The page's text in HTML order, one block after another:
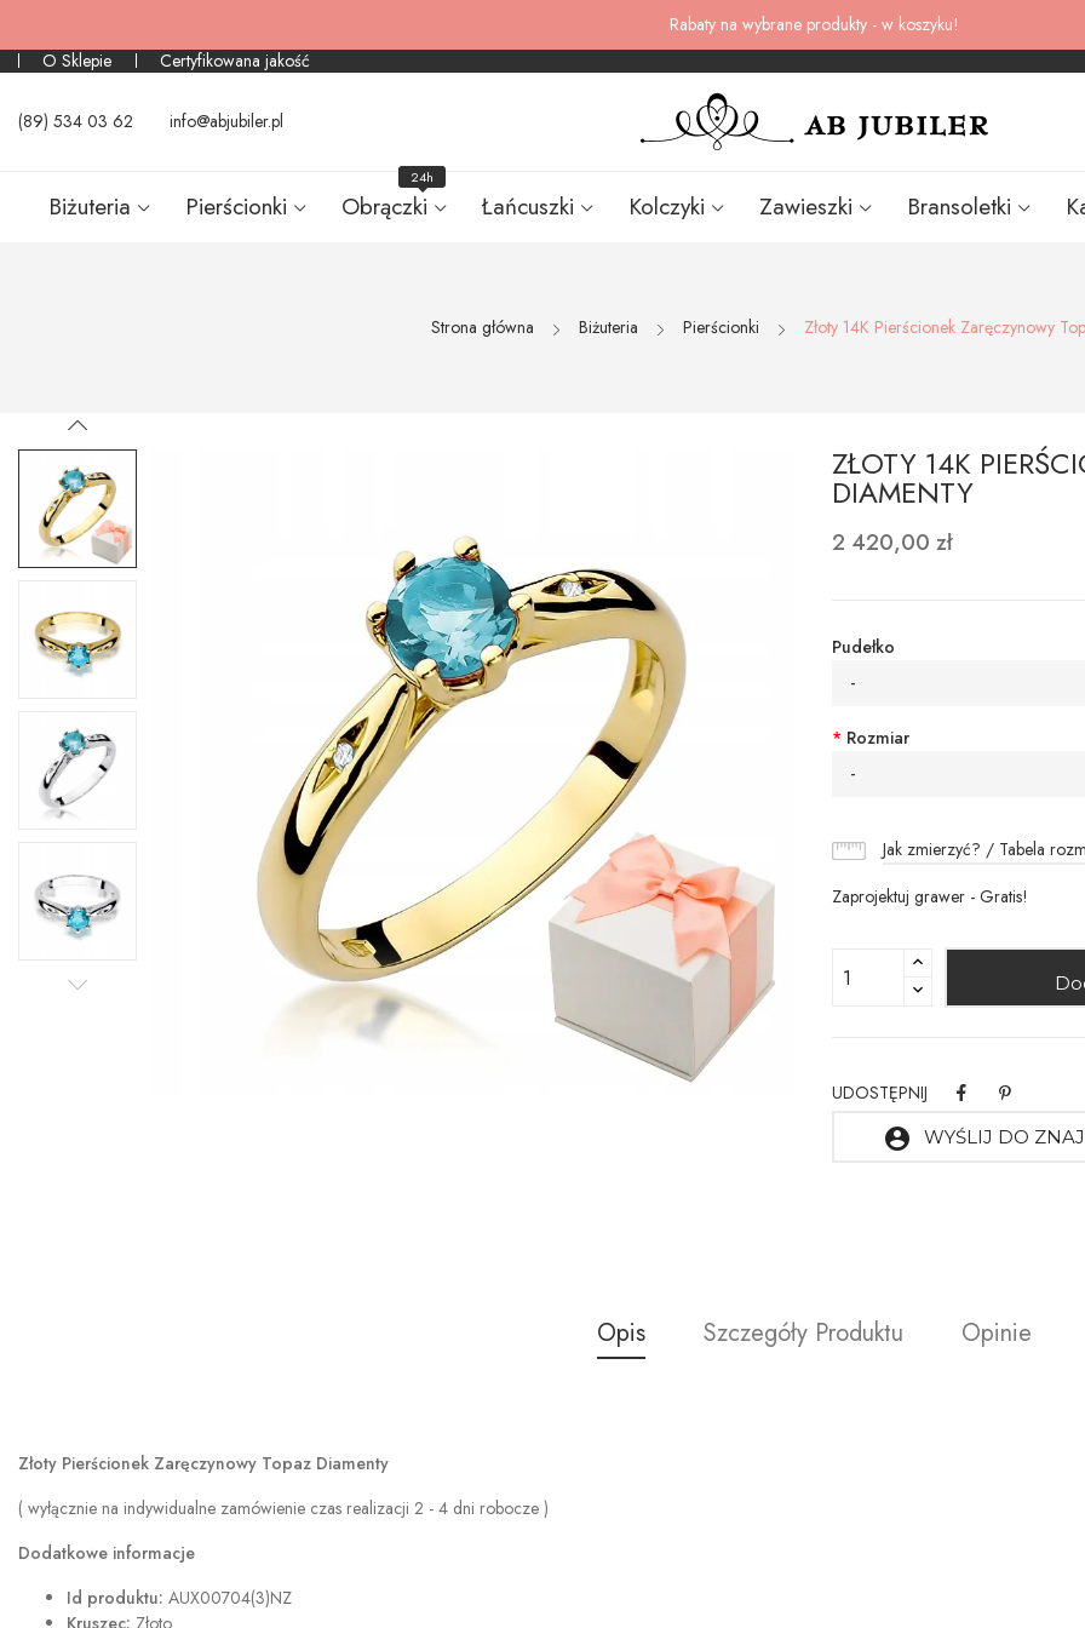
Rabaty na wybrane produkty - w koszyku!
O Sklepie
Certyfikowana jakość
(89) 534 03 62 info@abjubiler.pl
Biżuteria Pierścionki Obrączki
24h
Łańcuszki Kolczyki Zawieszki Bransoletki
Strona główna Biżuteria Pierścionki Złoty 14K Pierścionek Zaręczynowy
ZŁOTY 14K
DIAMENTY
2 420,00 zł
Pudełko
-
* Rozmiar
-
Jak zmierzyć? / Tabela
Zaprojektuj grawer - Gratis!
UDOSTĘPNIJ
account_circle WYŚLIJ DO
Opis Szczegóły Produktu Opinie
Złoty Pierścionek Zaręczynowy Topaz Diamenty
( wyłącznie na indywidualne zamówienie czas realizacji 2 - 4 dni robocze )
Dodatkowe informacje
Id produktu: AUX00704(3)NZ
Kruszec: Złoto